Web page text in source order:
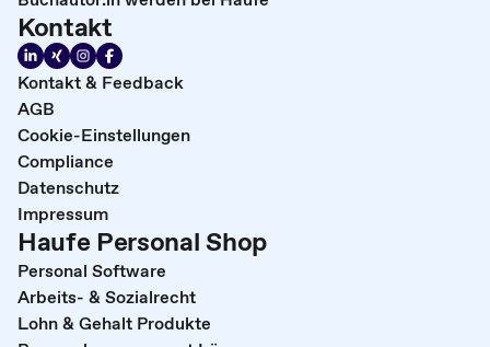
Kontakt
Kontakt & Feedback
AGB
Cookie-Einstellungen
Compliance
Datenschutz
Impressum
Haufe Personal Shop
Personal Software
Arbeits- & Sozialrecht
Lohn & Gehalt Produkte